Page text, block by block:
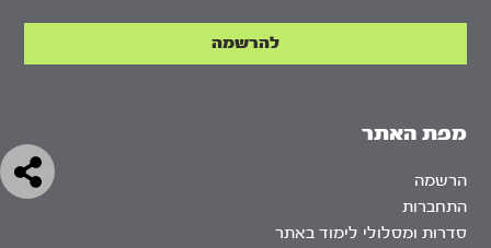
מפת האתר
הרשמה
התחברות
סדרות ומסלולי לימוד באתר